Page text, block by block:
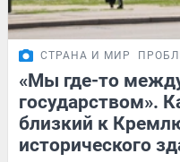
СТРАНА И МИР
«Мы где-то
государством».
близкий к
исторического